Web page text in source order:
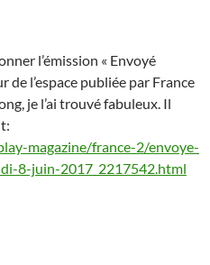
l’émission « Envoyé
de l’espace publiée par France
je l’ai trouvé fabuleux. Il
magazine/france-2/envoye-
8-juin-2017_2217542.html